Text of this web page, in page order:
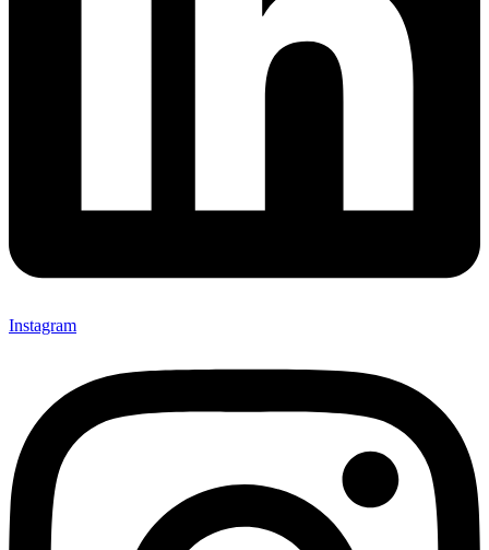
Instagram